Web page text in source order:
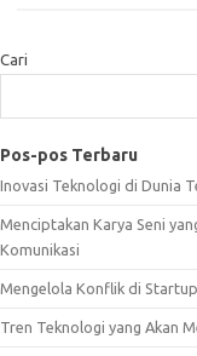
Cari
Pos-pos Terbaru
Inovasi Teknologi di Dunia
Menciptakan Karya Seni
Komunikasi
Mengelola Konflik di
Tren Teknologi yang Akan